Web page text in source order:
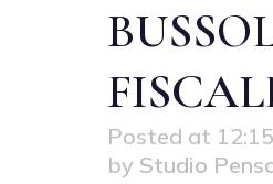
Posted at
by Studio